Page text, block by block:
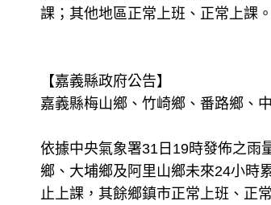
課；其他地區正常上班、正常上課。
【嘉義縣政府公告】
嘉義縣梅山鄉、竹崎鄉、番路鄉、
依據中央氣象署31日19時發佈之雨
鄉、大埔鄉及阿里山鄉未來24小時
止上課，其餘鄉鎮市正常上班、正